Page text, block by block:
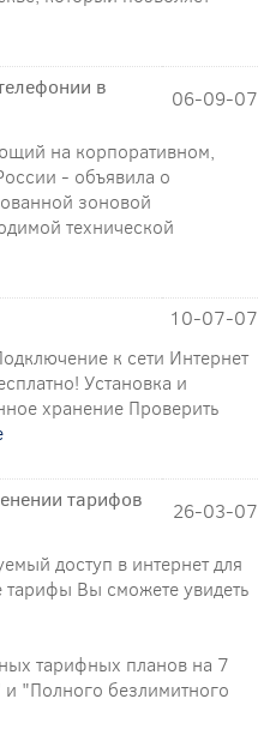
в
06-09-07
на корпоративном,
- объявила о
зоновой
технической
10-07-07
к сети Интернет
Установка и
хранение Проверить
тарифов
26-03-07
доступ в интернет для
Вы сможете увидеть
тарифных планов на 7
"Полного безлимитного